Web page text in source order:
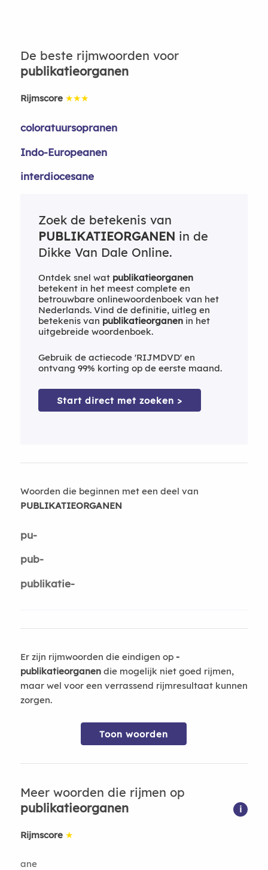
De beste rijmwoorden voor
publikatieorganen
Rijmscore ★★★
coloratuursopranen
Indo-Europeanen
interdiocesane
Zoek de betekenis van
PUBLIKATIEORGANEN in de
Dikke Van Dale Online.
Ontdek snel wat publikatieorganen
betekent in het meest complete en
betrouwbare onlinewoordenboek van het
Nederlands. Vind de definitie, uitleg en
betekenis van publikatieorganenin het
uitgebreide woordenboek.
Gebruik de actiecode 'RIJMDVD' en
ontvang 99% korting op de eerste maand.
Start direct met zoeken >
Woorden die beginnen met een deel van
PUBLIKATIEORGANEN
pu-
pub-
publikatie-
Er zijn rijmwoorden die eindigen op -
publikatieorganendie mogelijk niet goed rijmen,
maar wel voor een verrassend rijmresultaat kunnen
zorgen.
Toon woorden
Meer woorden die rijmen op
publikatieorganen
i
Rijmscore ★
ane